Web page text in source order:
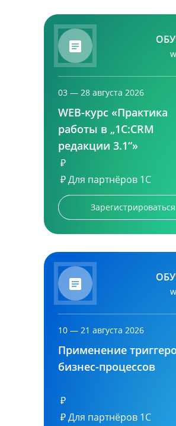
03 — 28 августа 2026
WEB-курс «Практика
работы в „1С:CRM
редакции 3.1“»
₽
₽Для партнёров 1С
Зарегистрироваться
10 — 21 августа 2026
Применение
бизнес-процессов
₽
₽Для партнёров 1С